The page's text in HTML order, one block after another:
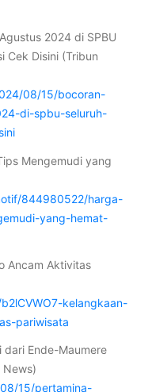
2024 di SPBU
Cek Disini (Tribun
08/15/bocoran-
di-spbu-seluruh-
Mengemudi yang
844980522/harga-
yang-hemat-
Ancam Aktivitas
kelangkaan-
pariwisata
dari Ende-Maumere
News)
15/pertamina-